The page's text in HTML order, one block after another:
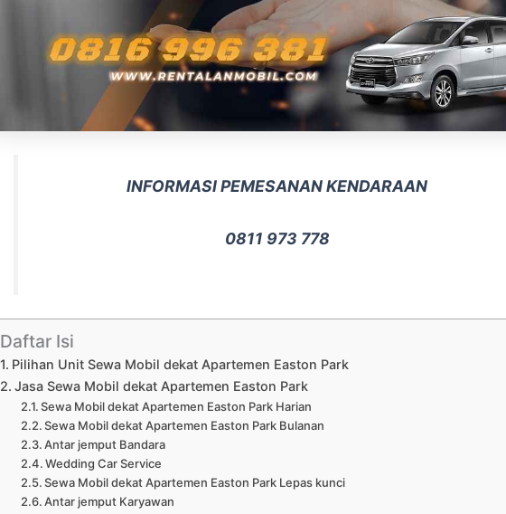
INFORMASI PEMESANAN KENDARAAN
0811 973 778
Daftar Isi
Pilihan Unit Sewa Mobil dekat Apartemen Easton Park
Jasa Sewa Mobil dekat Apartemen Easton Park
Sewa Mobil dekat Apartemen Easton Park Harian
Sewa Mobil dekat Apartemen Easton Park Bulanan
Antar jemput Bandara
Wedding Car Service
Sewa Mobil dekat Apartemen Easton Park Lepas kunci
Antar jemput Karyawan